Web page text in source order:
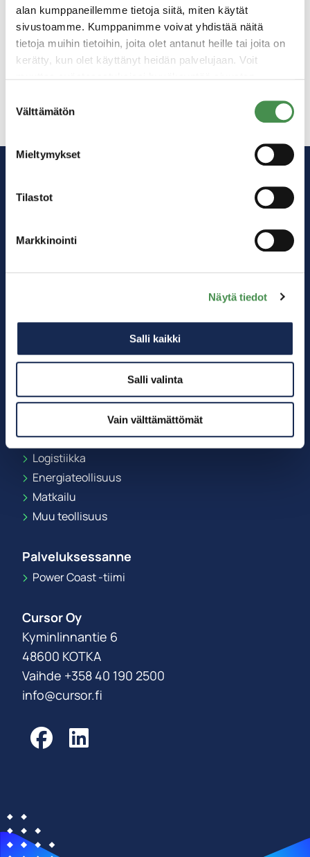
alan kumppaneillemme tietoja siitä, miten käytät
sivustoamme. Kumppanimme voivat yhdistää näitä
tietoja muihin tietoihin, joita olet antanut heille tai joita on
kerätty, kun olet käyttänyt heidän palvelujaan. Voit
valinta
Välttämätön
Mieltymykset
Tilastot
Markkinointi
Näytä tiedot
Salli kaikki
Salli valinta
Vain välttämättömät
28.1.2023
Kotkan ja Haminan akkumateriaalitehtaiden
Kärkitoimialat
Digitalisaatio
Logistiikka
Energiateollisuus
Matkailu
Muu teollisuus
Palveluksessanne
Power Coast -tiimi
Cursor Oy
Kyminlinnantie 6
48600 KOTKA
Vaihde +358 40 190 2500
info@cursor.fi
Facebook